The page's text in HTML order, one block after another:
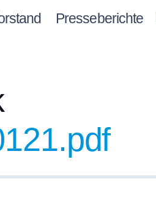
Presseberichte